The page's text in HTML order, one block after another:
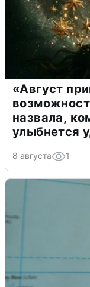
«Август
назвала,
улыбнется
8 августа 1